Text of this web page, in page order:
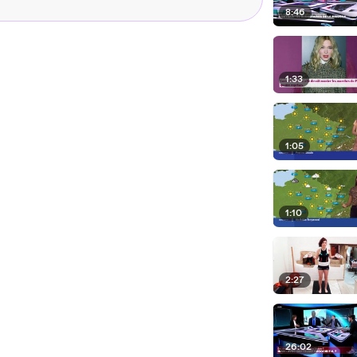
8:46
1:33
1:05
1:10
2:27
26:02